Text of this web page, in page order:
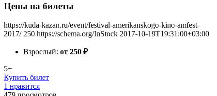
Цены на билеты
https://kuda-kazan.ru/event/festival-amerikanskogo-kino-amfest-
2017/ 250 https://schema.org/InStock 2017-10-19T19:31:00+03:00
Взрослый: от 250 ₽
5+
Купить билет
1 нравится